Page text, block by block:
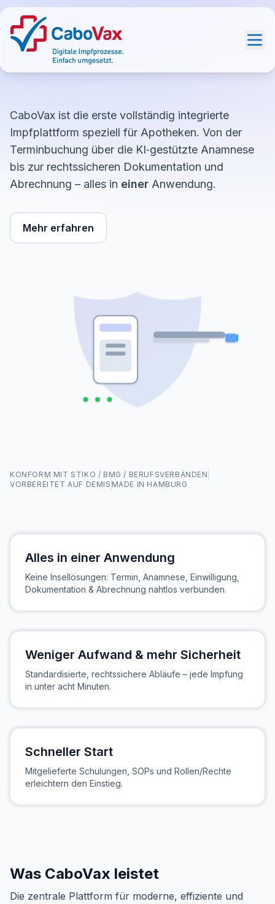
CaboVax ist die erste vollständig integrierte
Impfplattform speziell für Apotheken. Von der
Terminbuchung über die KI‑gestützte Anamnese
bis zur rechtssicheren Dokumentation und
Abrechnung – alles in einer Anwendung.
Mehr erfahren
KONFORM MIT STIKO / BMG / BERUFSVERBÄNDEN
VORBEREITET AUF DEMIS MADE IN HAMBURG
Alles in einer Anwendung
Keine Insellösungen: Termin, Anamnese, Einwilligung,
Dokumentation & Abrechnung nahtlos verbunden.
Weniger Aufwand & mehr Sicherheit
Standardisierte, rechtssichere Abläufe – jede Impfung
in unter acht Minuten.
Schneller Start
Mitgelieferte Schulungen, SOPs und Rollen/Rechte
erleichtern den Einstieg.
Was CaboVax leistet
Die zentrale Plattform für moderne, effiziente und